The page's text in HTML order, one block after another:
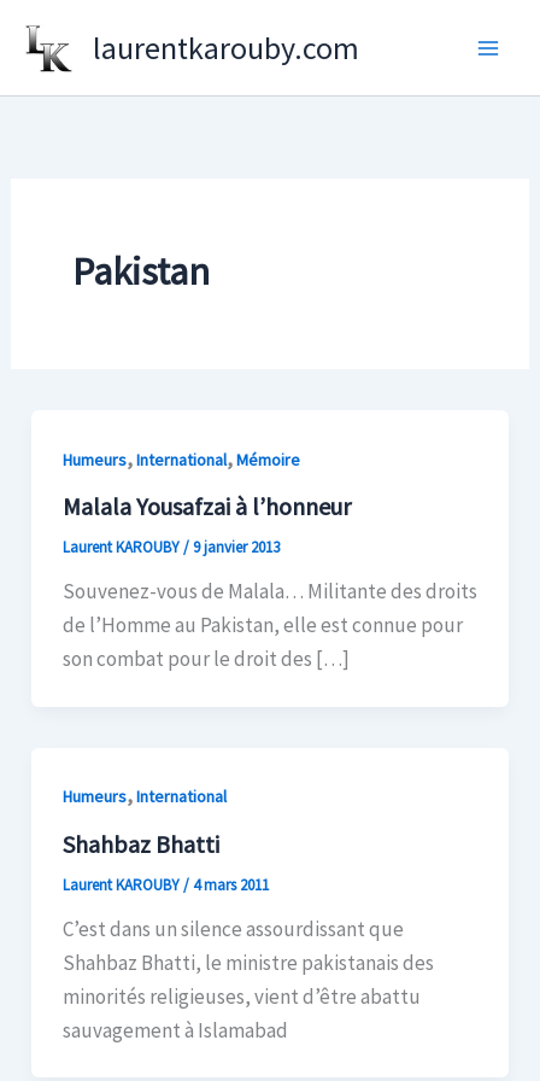
laurentkarouby.com
Pakistan
Humeurs,International,Mémoire
Malala Yousafzai à l’honneur
Laurent KAROUBY/9 janvier 2013
Souvenez-vous de Malala… Militante des droits
de l’Homme au Pakistan, elle est connue pour
son combat pour le droit des […]
Humeurs,International
Shahbaz Bhatti
Laurent KAROUBY/4 mars 2011
C’est dans un silence assourdissant que
Shahbaz Bhatti, le ministre pakistanais des
minorités religieuses, vient d’être abattu
sauvagement à Islamabad